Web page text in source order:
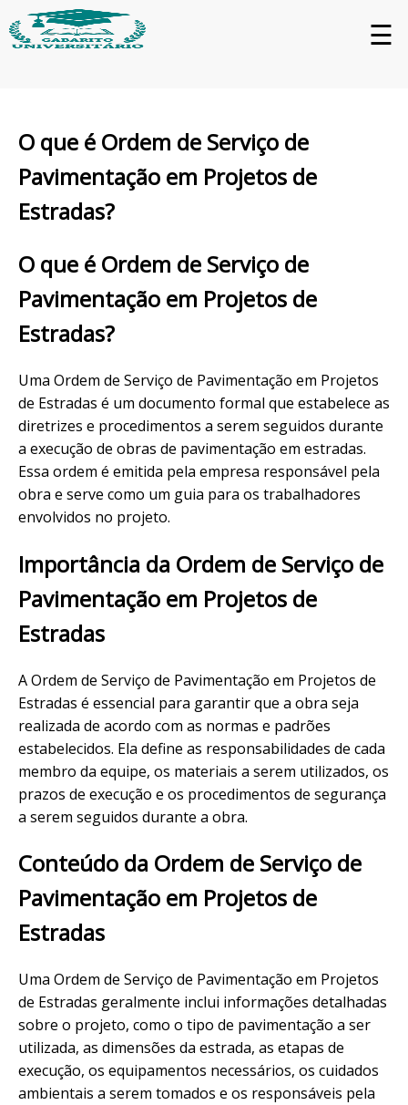
☰
O que é Ordem de Serviço de
Pavimentação em Projetos de
Estradas?
O que é Ordem de Serviço de
Pavimentação em Projetos de
Estradas?
Uma Ordem de Serviço de Pavimentação em Projetos
de Estradas é um documento formal que estabelece as
diretrizes e procedimentos a serem seguidos durante
a execução de obras de pavimentação em estradas.
Essa ordem é emitida pela empresa responsável pela
obra e serve como um guia para os trabalhadores
envolvidos no projeto.
Importância da Ordem de Serviço de
Pavimentação em Projetos de
Estradas
A Ordem de Serviço de Pavimentação em Projetos de
Estradas é essencial para garantir que a obra seja
realizada de acordo com as normas e padrões
estabelecidos. Ela define as responsabilidades de cada
membro da equipe, os materiais a serem utilizados, os
prazos de execução e os procedimentos de segurança
a serem seguidos durante a obra.
Conteúdo da Ordem de Serviço de
Pavimentação em Projetos de
Estradas
Uma Ordem de Serviço de Pavimentação em Projetos
de Estradas geralmente inclui informações detalhadas
sobre o projeto, como o tipo de pavimentação a ser
utilizada, as dimensões da estrada, as etapas de
execução, os equipamentos necessários, os cuidados
ambientais a serem tomados e os responsáveis pela